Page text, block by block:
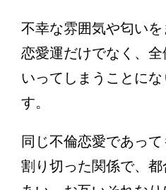
不幸な雰囲気や匂いを
恋愛運だけでなく、
いってしまうことに
す。
同じ不倫恋愛であっ
割り切った関係で、